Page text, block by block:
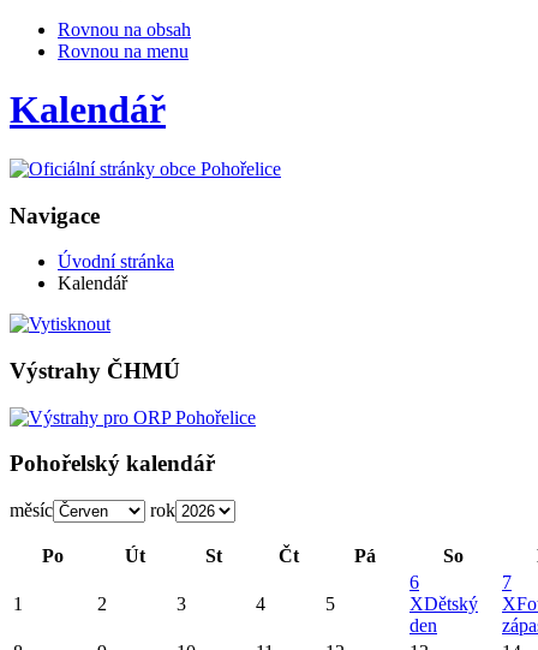
Rovnou na obsah
Rovnou na menu
Kalendář
Navigace
Úvodní stránka
Kalendář
Výstrahy ČHMÚ
Pohořelský kalendář
měsíc rok
Po Út St Čt Pá So
1 2 3 4 5
6
XDětský
den
7
X